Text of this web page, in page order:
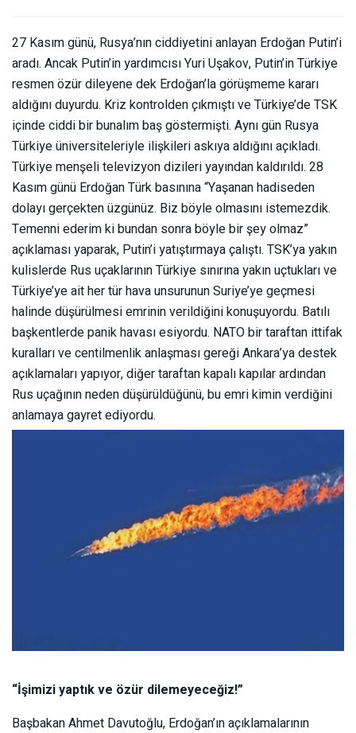
27 Kasım günü, Rusya’nın ciddiyetini anlayan Erdoğan Putin’i
aradı. Ancak Putin’in yardımcısı Yuri Uşakov, Putin’in Türkiye
resmen özür dileyene dek Erdoğan’la görüşmeme kararı
aldığını duyurdu. Kriz kontrolden çıkmıştı ve Türkiye’de TSK
içinde ciddi bir bunalım baş göstermişti. Aynı gün Rusya
Türkiye üniversiteleriyle ilişkileri askıya aldığını açıkladı.
Türkiye menşeli televizyon dizileri yayından kaldırıldı. 28
Kasım günü Erdoğan Türk basınına “Yaşanan hadiseden
dolayı gerçekten üzgünüz. Biz böyle olmasını istemezdik.
Temenni ederim ki bundan sonra böyle bir şey olmaz”
açıklaması yaparak, Putin’i yatıştırmaya çalıştı. TSK’ya yakın
kulislerde Rus uçaklarının Türkiye sınırına yakın uçtukları ve
Türkiye’ye ait her tür hava unsurunun Suriye’ye geçmesi
halinde düşürülmesi emrinin verildiğini konuşuyordu. Batılı
başkentlerde panik havası esiyordu. NATO bir taraftan ittifak
kuralları ve centilmenlik anlaşması gereği Ankara’ya destek
açıklamaları yapıyor, diğer taraftan kapalı kapılar ardından
Rus uçağının neden düşürüldüğünü, bu emri kimin verdiğini
anlamaya gayret ediyordu.
“İşimizi yaptık ve özür dilemeyeceğiz!”
Başbakan Ahmet Davutoğlu, Erdoğan’ın açıklamalarının